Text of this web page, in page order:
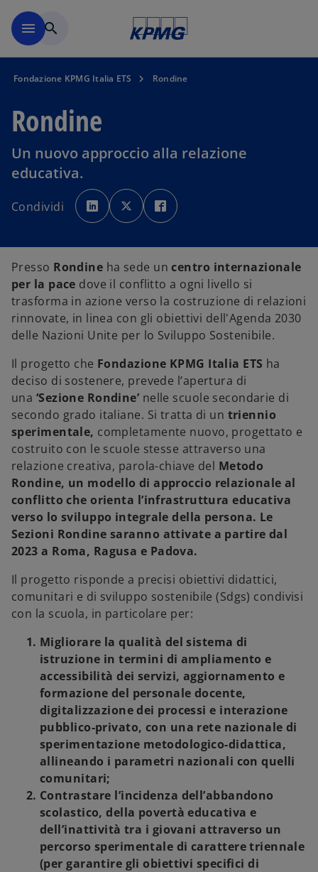
menu search
Fondazione KPMG Italia ETS Rondine
Rondine
Un nuovo approccio alla relazione
educativa.
Condividi i
a
p
u
n
a
n
o
a
c
d
a
i
a
p
u
n
a
n
o
a
s
c
d
a
i
a
n
n
o
a
c
d
a
Presso Rondine ha sede uncentro internazionale
per la pace dove il conflitto a ogni livello si
trasforma in azione verso la costruzione di relazioni
rinnovate, in linea con gli obiettivi dell'Agenda 2030
delle Nazioni Unite per lo Sviluppo Sostenibile.
Il progetto che Fondazione KPMG Italia ETS ha
deciso di sostenere, prevede l’apertura di
una ‘Sezione Rondine’ nelle scuole secondarie di
secondo grado italiane. Si tratta di un triennio
sperimentale, completamente nuovo, progettato e
costruito con le scuole stesse attraverso una
relazione creativa, parola-chiave del Metodo
Rondine, un modello di approccio relazionale al
conflitto che orienta l’infrastruttura educativa
verso lo sviluppo integrale della persona. Le
Sezioni Rondine saranno attivate a partire dal
2023 a Roma, Ragusa e Padova.
Il progetto risponde a precisi obiettivi didattici,
comunitari e di sviluppo sostenibile (Sdgs) condivisi
con la scuola, in particolare per:
Migliorare la qualità del sistema di
istruzione in termini di ampliamento e
accessibilità dei servizi, aggiornamento e
formazione del personale docente,
digitalizzazione dei processi e interazione
pubblico-privato, con una rete nazionale di
sperimentazione metodologico-didattica,
allineando i parametri nazionali con quelli
comunitari;
Contrastare l’incidenza dell’abbandono
scolastico, della povertà educativa e
dell’inattività tra i giovaniattraverso un
percorso sperimentale di carattere triennale
(per garantire gli obiettivi specifici di